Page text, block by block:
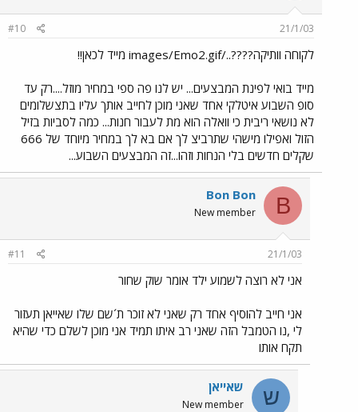
21/1/03
#10
לקוחה וותיקה????../images/Emo2.gif מייד לכאן!!
מייד בואי לפינת המבצעים... יש לנו פה ספי במחיר מוזל....רק עד
סופ השבוע איטלקי אחד שאני מוכן לחייב אותך עליו בתצשלומים
לא נושאי ריבית כי וואלה הוא מת לעבור חנות... כמה לסביות בזיל
הזול ואפילו מישהי שתרביצ לך אם בא לך במחיר מיוחד של 666
שקלים חדשים בלי הנחות וזהו...זה המבצעים השבוע...
B
Bon Bon
New member
21/1/03
#11
אני לא רוצה לשמוע ילד אומר שוק שחור
אני חייב להוסיף אחד רק שאני לא זוכר ת´שם שלו שאייאן תעזור
לי ,נו הטמבל הזה שאני רב איתו תמיד אני מוכן לשלם כדי שהיא
תקח אותו
ש שאייאן
New member